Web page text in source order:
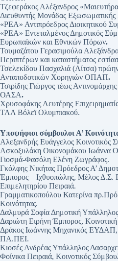
Τζεφεράκος Αλέξανδρος
Διευθυντής Μονάδας Εξωσωματικής
«ΡΕΑ» Αντιπρόεδρος Διοικητικού
«ΡΕΑ» Εντεταλμένος Δημοτικός
Ευρωπαϊκών και Εθνικών Πόρων.
Τουμαζάτου Γερασιμούλα Αλεξάνδρα
Περιπτέρων και καταστήματος
Τσελεκίδου Πασχαλιά (Λίτσα)
Ανταποδοτικών Χορηγιών ΟΠΑΠ.
Τσιρίδης Γιώργος τέως
ΟΑΣΑ.
Χρυσοφάκης Λευτέρης
ΤΑΑ Βόλεϊ Ολυμπιακού.
Υποψήφιοι σύμβουλοι Α’
Αλεξανδρής Ευάγγελος Κοινοτικός
Ασκοξυλάκη Οικονομάκου Ιωάννα
Γιοσμά-Φασόλη Ελένη Ζωγράφος.
Γκόλφης Νικήτας Πρόεδρος Α’
Έμπορος – Ιχθυοπώλης, Μέλος Δ.Σ.
Επιμελητηρίου Πειραιά.
Γραμματικοπούλου Κατερίνα
Κοινότητας.
Δαλμυρά Σοφία Δημοτική
Δαριώτη Ειρήνη Έμπορος,
Δράκος Ιωάννης Μηχανικός ΕΥΔΑΠ,
ΠΑ.ΠΕΙ.
Κιοσές Ανδρέας Υπάλληλος
Φοίνικα Πειραιά, Κοινοτικός